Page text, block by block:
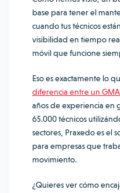
base para tener el
cuando tus técnicos
visibilidad en tiempo
móvil que funcione
Eso es exactamente lo
diferencia entre un
años de experiencia en
65.000 técnicos
sectores, Praxedo es el
para empresas que
movimiento.
¿Quieres ver cómo